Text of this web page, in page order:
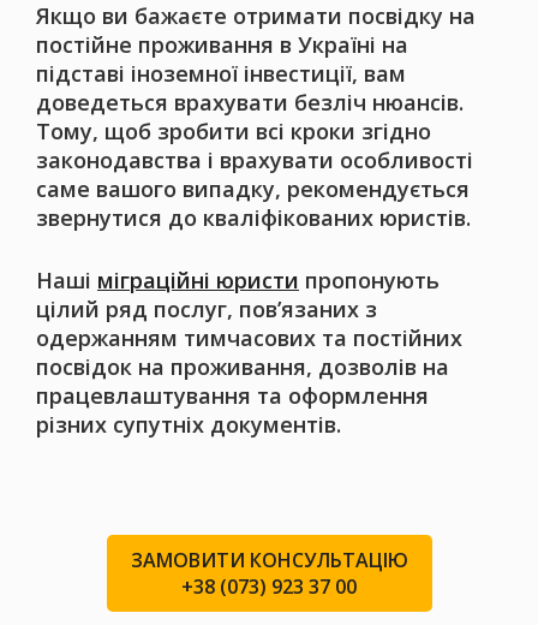
Якщо ви бажаєте отримати посвідку на
постійне проживання в Україні на
підставі іноземної інвестиції, вам
доведеться врахувати безліч нюансів.
Тому, щоб зробити всі кроки згідно
законодавства і врахувати особливості
саме вашого випадку, рекомендується
звернутися до кваліфікованих юристів.
Наші міграційні юристи пропонують
цілий ряд послуг, пов’язаних з
одержанням тимчасових та постійних
посвідок на проживання, дозволів на
працевлаштування та оформлення
різних супутніх документів.
ЗАМОВИТИ КОНСУЛЬТАЦІЮ
+38 (073) 923 37 00